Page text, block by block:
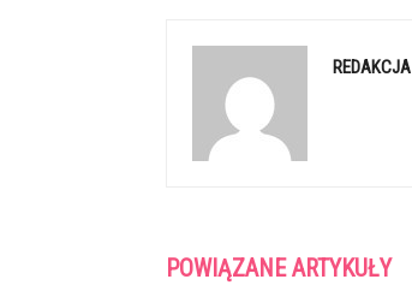
REDAKCJA
POWIĄZANE ARTYKUŁY